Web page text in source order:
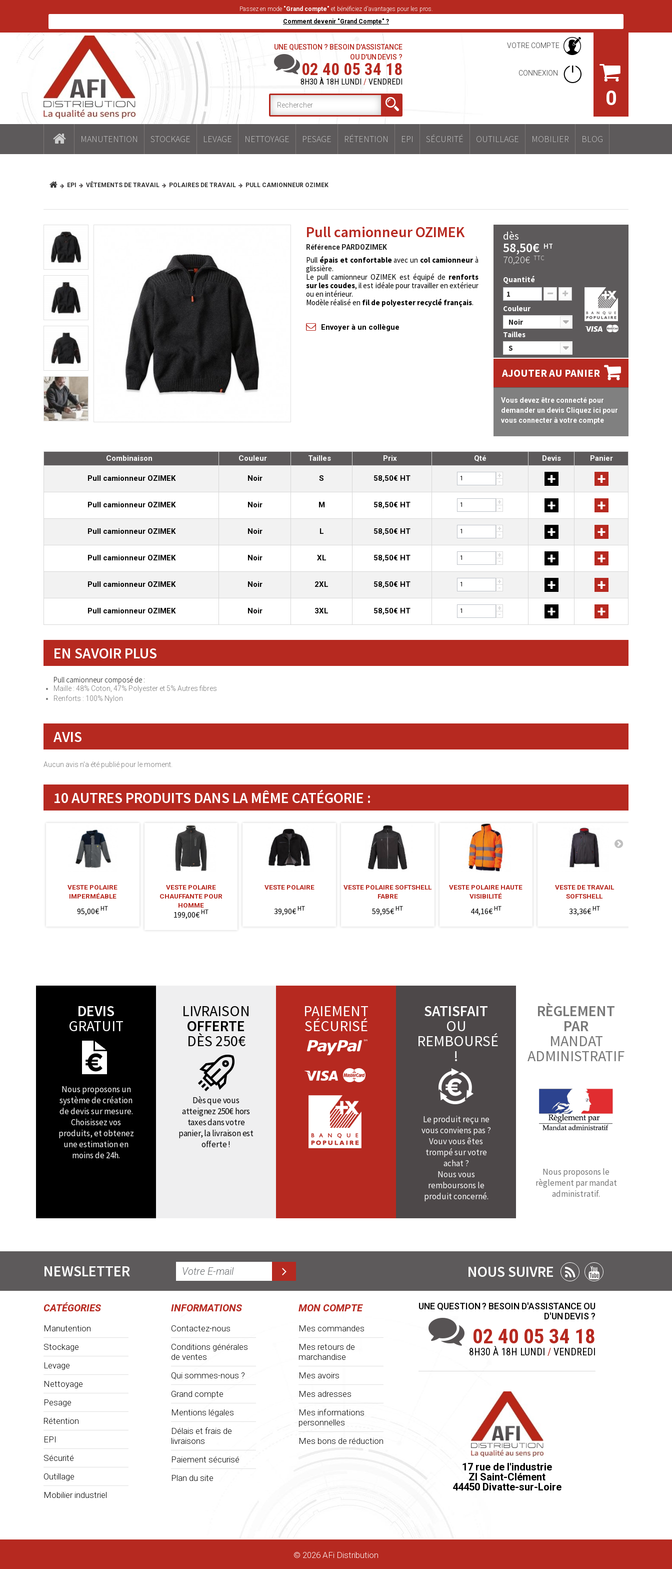
Passez en mode "Grand compte" et bénéficiez d'avantages pour les pros.
Comment devenir "Grand Compte" ?
0
VOTRE COMPTE
CONNEXION
UNE QUESTION ? BESOIN D'ASSISTANCE
OU D'UN DEVIS ?
02 40 05 34 18
8H30 À 18H LUNDI / VENDREDI
MANUTENTION STOCKAGE LEVAGE NETTOYAGE PESAGE RÉTENTION EPI SÉCURITÉ OUTILLAGE MOBILIER BLOG
EPI VÊTEMENTS DE TRAVAIL POLAIRES DE TRAVAIL PULL CAMIONNEUR OZIMEK
Pull camionneur OZIMEK
Référence PARDOZIMEK
Pull épais et confortableavec un col camionneur à
glissière.
Le pull camionneur OZIMEK est équipé de renforts
sur les coudes, il est idéale pour travailler en extérieur
ou en intérieur.
Modèle réalisé en fil de polyester recyclé français.
Envoyer à un collègue
dès
58,50€ HT
70,20€ TTC
Quantité
Couleur
Noir
Tailles
S
AJOUTER AU PANIER
Vous devez être connecté pour
demander un devis Cliquez ici pour
vous connecter à votre compte
Combinaison Couleur Tailles Prix Qté Devis Panier
Pull camionneur OZIMEK Noir S 58,50€ HT +
- + +
Pull camionneur OZIMEK Noir M 58,50€ HT +
- + +
Pull camionneur OZIMEK Noir L 58,50€ HT +
- + +
Pull camionneur OZIMEK Noir XL 58,50€ HT +
- + +
Pull camionneur OZIMEK Noir 2XL 58,50€ HT +
- + +
Pull camionneur OZIMEK Noir 3XL 58,50€ HT +
- + +
EN SAVOIR PLUS
Pull camionneur composé de :
Maille : 48% Coton, 47% Polyester et 5% Autres fibres
Renforts : 100% Nylon
AVIS
Aucun avis n'a été publié pour le moment.
10 AUTRES PRODUITS DANS LA MÊME CATÉGORIE :
VESTE POLAIRE
IMPERMÉABLE
95,00€HT
VESTE POLAIRE
CHAUFFANTE POUR
HOMME
199,00€HT
VESTE POLAIRE
39,90€HT
VESTE POLAIRE SOFTSHELL
FABRE
59,95€HT
VESTE POLAIRE HAUTE
VISIBILITÉ
44,16€HT
VESTE DE TRAVAIL
SOFTSHELL
33,36€HT
DEVIS
GRATUIT
Nous proposons un
système de création
de devis sur mesure.
Choisissez vos
produits, et obtenez
une estimation en
moins de 24h.
LIVRAISON
OFFERTE
DÈS 250€
Dès que vous
atteignez 250€ hors
taxes dans votre
panier, la livraison est
offerte !
PAIEMENT
SÉCURISÉ
SATISFAIT
OU
REMBOURSÉ
!
Le produit reçu ne
vous conviens pas ?
Vouv vous êtes
trompé sur votre
achat ?
Nous vous
remboursons le
produit concerné.
RÈGLEMENT
PAR
MANDAT
ADMINISTRATIF
Nous proposons le
règlement par mandat
administratif.
NEWSLETTER NOUS SUIVRE
CATÉGORIES
Manutention
Stockage
Levage
Nettoyage
Pesage
Rétention
EPI
Sécurité
Outillage
Mobilier industriel
INFORMATIONS
Contactez-nous
Conditions générales
de ventes
Qui sommes-nous ?
Grand compte
Mentions légales
Délais et frais de
livraisons
Paiement sécurisé
Plan du site
© 2026 AFi Distribution
MON COMPTE
Mes commandes
Mes retours de
marchandise
Mes avoirs
Mes adresses
Mes informations
personnelles
Mes bons de réduction
UNE QUESTION ? BESOIN D'ASSISTANCE OU
D'UN DEVIS ?
02 40 05 34 18
8H30 À 18H LUNDI / VENDREDI
17 rue de l'industrie
ZI Saint-Clément
44450 Divatte-sur-Loire